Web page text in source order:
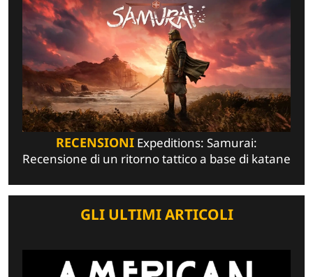
RECENSIONI Expeditions: Samurai:
Recensione di un ritorno tattico a base di katane
GLI ULTIMI ARTICOLI